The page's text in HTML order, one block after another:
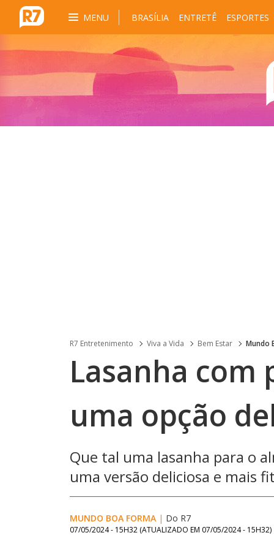
MENU BRASÍLIA ENTRETÊ ESPORTES
R7 Entretenimento Viva a Vida Bem Estar Mundo
Lasanha com
uma opção
Que tal uma lasanha para o
uma versão deliciosa e mais
MUNDO BOA FORMA | Do R7
07/05/2024 - 15H32 (ATUALIZADO EM 07/05/2024 - 15H32)